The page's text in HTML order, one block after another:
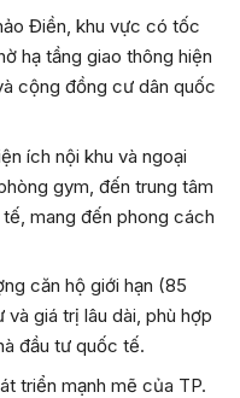
Điền, khu vực có tốc
hạ tầng giao thông hiện
cộng đồng cư dân quốc
ích nội khu và ngoại
gym, đến trung tâm
mang đến phong cách
căn hộ giới hạn (85
giá trị lâu dài, phù hợp
đầu tư quốc tế.
triển mạnh mẽ của TP.